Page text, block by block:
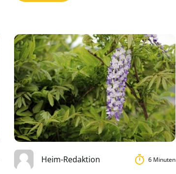
Heim-Redaktion 6 Minuten